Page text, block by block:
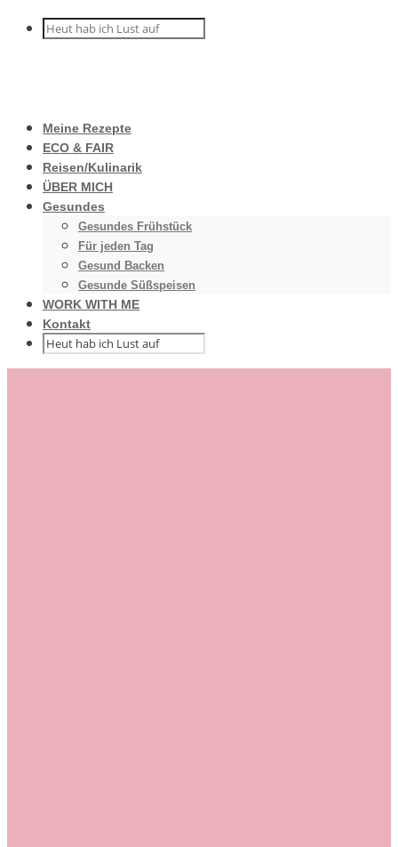
Meine Rezepte
ECO & FAIR
Reisen/Kulinarik
ÜBER MICH
Gesundes
Gesundes Frühstück
Für jeden Tag
Gesund Backen
Gesunde Süßspeisen
WORK WITH ME
Kontakt